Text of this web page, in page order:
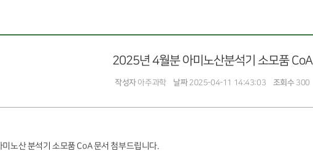
2025년 4월분 아미노산분석기 소모품 CoA
작성자아주과학 날짜2025-04-11 14:43:03 조회수300
노산 분석기 소모품 CoA 문서 첨부드립니다.